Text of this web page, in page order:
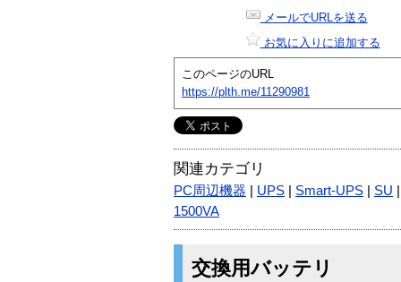
メールでURLを送る
お気に入りに追加する
このページのURL
https://plth.me/11290981
関連カテゴリ
PC周辺機器 UPS Smart-UPS SU
1500VA
交換用バッテリ